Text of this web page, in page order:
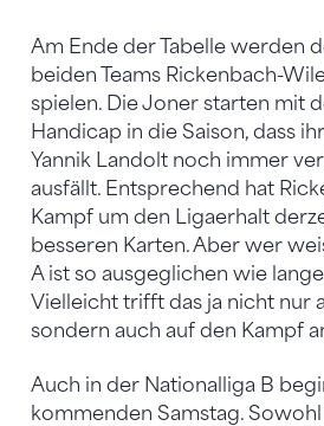
Am Ende der Tabelle werden
beiden Teams Rickenbach-
spielen. Die Joner starten mit
Handicap in die Saison, dass
Yannik Landolt noch immer
ausfällt. Entsprechend hat
Kampf um den Ligaerhalt
besseren Karten. Aber wer
A ist so ausgeglichen wie
Vielleicht trifft das ja nicht nur
sondern auch auf den Kampf
Auch in der Nationalliga B
kommenden Samstag.